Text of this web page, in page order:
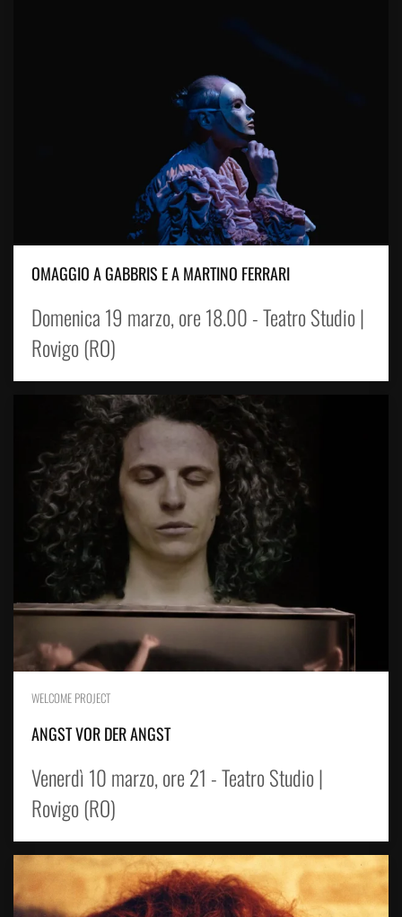
OMAGGIO A GABBRIS E A MARTINO FERRARI
Domenica 19 marzo, ore 18.00 - Teatro Studio |
Rovigo (RO)
WELCOME PROJECT
ANGST VOR DER ANGST
Venerdì 10 marzo, ore 21 - Teatro Studio |
Rovigo (RO)